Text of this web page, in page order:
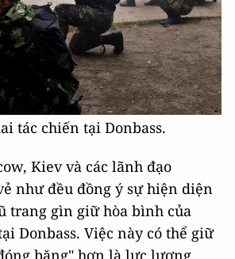
tác chiến tại Donbass.
Kiev và các lãnh đạo
như đều đồng ý sự hiện diện
trang gìn giữ hòa bình của
Donbass. Việc này có thể giữ
băng" hơn là lực lượng